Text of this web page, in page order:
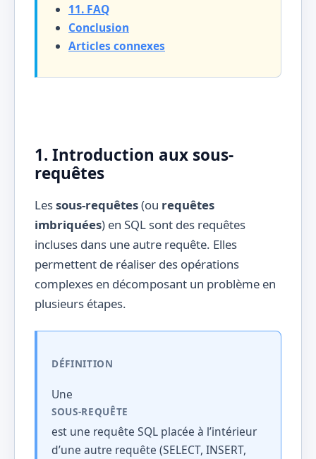
11. FAQ
Conclusion
Articles connexes
1. Introduction aux sous-
requêtes
Lessous-requêtes(ou requêtes
imbriquées) en SQL sont des requêtes
incluses dans une autre requête. Elles
permettent de réaliser des opérations
complexes en décomposant un problème en
plusieurs étapes.
DÉFINITION
Une
SOUS-REQUÊTE
est une requête SQL placée à l’intérieur
d’une autre requête (SELECT, INSERT,